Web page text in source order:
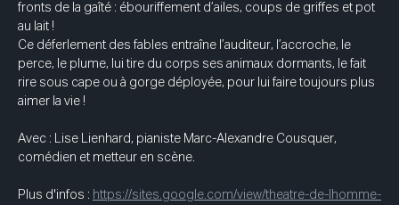
fronts de la gaîté : ébouriffement d’ailes, coups de griffes et pot
au lait !
Ce déferlement des fables entraîne l’auditeur, l’accroche, le
perce, le plume, lui tire du corps ses animaux dormants, le fait
rire sous cape ou à gorge déployée, pour lui faire toujours plus
aimer la vie !
Avec : Lise Lienhard, pianiste Marc-Alexandre Cousquer,
comédien et metteur en scène.
Plus d'infos : https://sites.google.com/view/theatre-de-lhomme-